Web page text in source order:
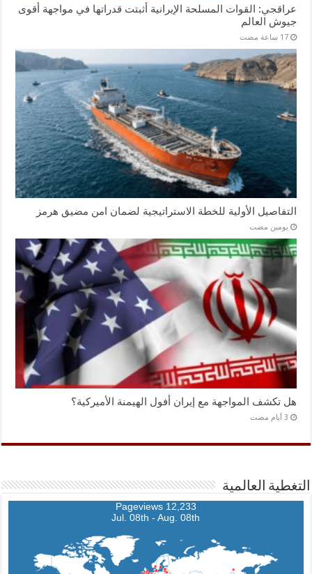
عراقجي: القوات المسلحة الإيرانية أثبتت قدراتها في مواجهة أقوى
جيوش العالم
‏17 ساعة مضت
التفاصيل الأولية للخطة الاستراتيجية لضمان امن مضيق هرمز
‏يومين مضت
هل تكشف المواجهة مع إيران أفول الهيمنة الأميركية؟
التغطية العالمية
12,233 Pageviews
Jul. 08th - Aug. 08th